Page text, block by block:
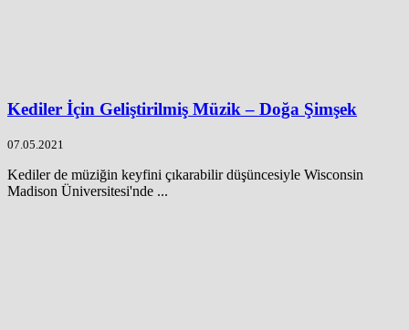
Kediler İçin Geliştirilmiş Müzik – Doğa Şimşek
07.05.2021
Kediler de müziğin keyfini çıkarabilir düşüncesiyle Wisconsin
Madison Üniversitesi'nde ...